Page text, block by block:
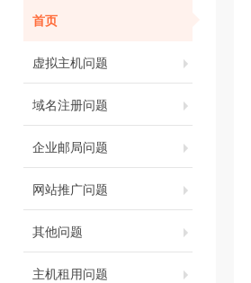
首页
虚拟主机问题
域名注册问题
企业邮局问题
网站推广问题
其他问题
主机租用问题